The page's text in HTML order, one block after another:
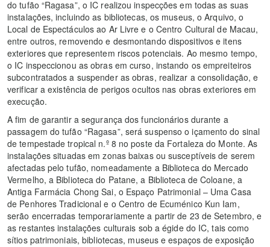
do tufão “Ragasa”, o IC realizou inspecções em todas as suas
instalações, incluindo as bibliotecas, os museus, o Arquivo, o
Local de Espectáculos ao Ar Livre e o Centro Cultural de Macau,
entre outros, removendo e desmontando dispositivos e itens
exteriores que representem riscos potenciais. Ao mesmo tempo,
o IC inspeccionou as obras em curso, instando os empreiteiros
subcontratados a suspender as obras, realizar a consolidação, e
verificar a existência de perigos ocultos nas obras exteriores em
execução.
A fim de garantir a segurança dos funcionários durante a
passagem do tufão “Ragasa”, será suspenso o içamento do sinal
de tempestade tropical n.º 8 no poste da Fortaleza do Monte. As
instalações situadas em zonas baixas ou susceptíveis de serem
afectadas pelo tufão, nomeadamente a Biblioteca do Mercado
Vermelho, a Biblioteca do Patane, a Biblioteca de Coloane, a
Antiga Farmácia Chong Sai, o Espaço Patrimonial – Uma Casa
de Penhores Tradicional e o Centro de Ecuménico Kun Iam,
serão encerradas temporariamente a partir de 23 de Setembro, e
as restantes instalações culturais sob a égide do IC, tais como
sítios patrimoniais, bibliotecas, museus e espaços de exposição